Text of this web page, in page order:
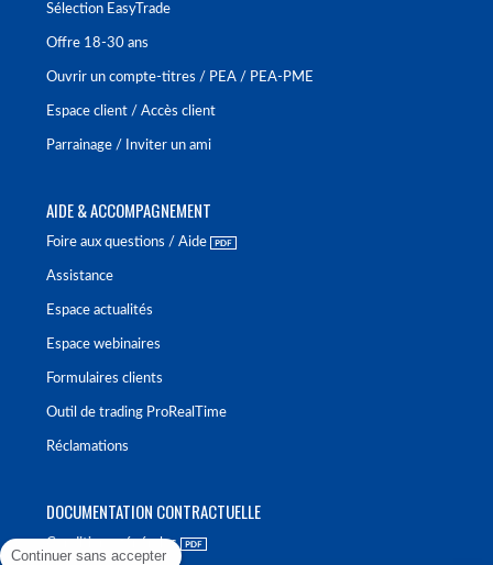
Sélection EasyTrade
Offre 18-30 ans
Ouvrir un compte-titres / PEA / PEA-PME
Espace client / Accès client
Parrainage / Inviter un ami
AIDE & ACCOMPAGNEMENT
Foire aux questions / Aide
Assistance
Espace actualités
Espace webinaires
Formulaires clients
Outil de trading ProRealTime
Réclamations
DOCUMENTATION CONTRACTUELLE
Conditions générales
Continuer sans accepter